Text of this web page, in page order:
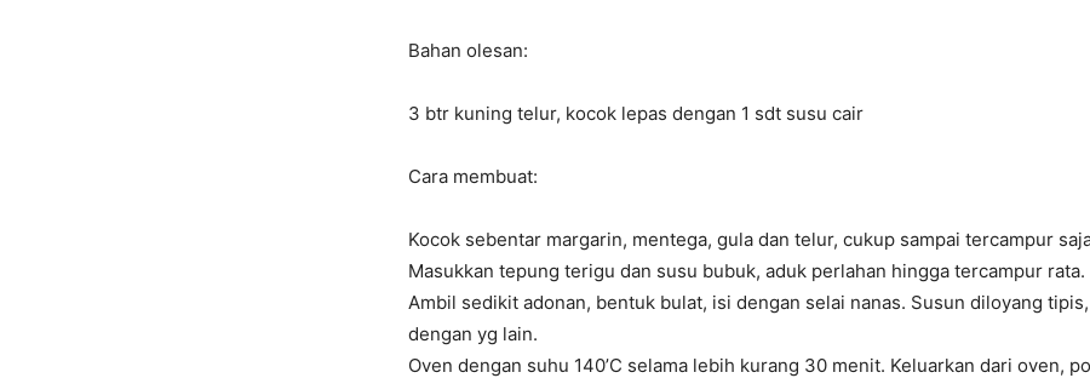
Bahan olesan:
3 btr kuning telur, kocok lepas dengan 1 sdt susu cair
Cara membuat:
Kocok sebentar margarin, mentega, gula dan telur, cukup sampai tercampur
Masukkan tepung terigu dan susu bubuk, aduk perlahan hingga tercampur rata.
Ambil sedikit adonan, bentuk bulat, isi dengan selai nanas. Susun diloyang
dengan yg lain.
Oven dengan suhu 140’C selama lebih kurang 30 menit. Keluarkan dari oven,